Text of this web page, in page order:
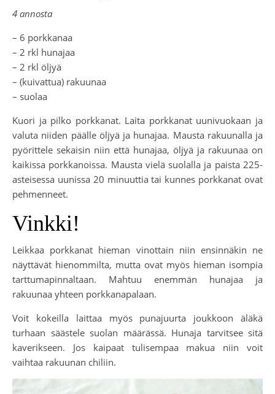
4 annosta
– 6 porkkanaa
– 2 rkl hunajaa
– 2 rkl öljyä
– (kuivattua) rakuunaa
– suolaa
Kuori ja pilko porkkanat. Laita porkkanat uunivuokaan ja
valuta niiden päälle öljyä ja hunajaa. Mausta rakuunalla ja
pyörittele sekaisin niin että hunajaa, öljyä ja rakuunaa on
kaikissa porkkanoissa. Mausta vielä suolalla ja paista 225-
asteisessa uunissa 20 minuuttia tai kunnes porkkanat ovat
pehmenneet.
Vinkki!
Leikkaa porkkanat hieman vinottain niin ensinnäkin ne
näyttävät hienommilta, mutta ovat myös hieman isompia
tarttumapinnaltaan. Mahtuu enemmän hunajaa ja
rakuunaa yhteen porkkanapalaan.
Voit kokeilla laittaa myös punajuurta joukkoon äläkä
turhaan säästele suolan määrässä. Hunaja tarvitsee sitä
kaverikseen. Jos kaipaat tulisempaa makua niin voit
vaihtaa rakuunan chiliin.